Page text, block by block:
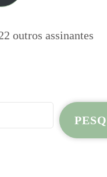
outros assinantes